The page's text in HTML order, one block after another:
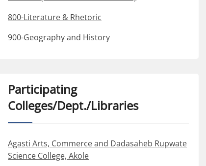
800-Literature & Rhetoric
900-Geography and History
Participating
Colleges/Dept./Libraries
Agasti Arts, Commerce and Dadasaheb Rupwate
Science College, Akole